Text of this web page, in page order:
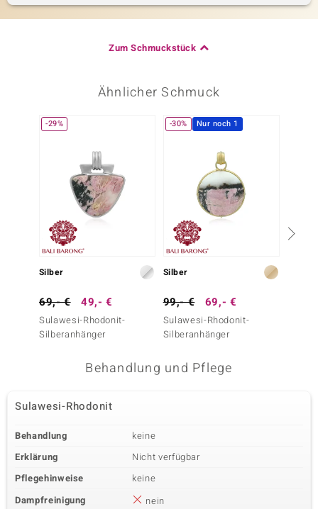
Zum Schmuckstück
Ähnlicher Schmuck
-29%
Silber
69,- € 49,- €
Sulawesi-Rhodonit-
Silberanhänger
-30% Nur noch 1
Silber
99,- € 69,- €
Sulawesi-Rhodonit-
Silberanhänger
Behandlung und Pflege
Sulawesi-Rhodonit
Behandlung
keine
Erklärung
Nicht verfügbar
Pflegehinweise
keine
Dampfreinigung
nein